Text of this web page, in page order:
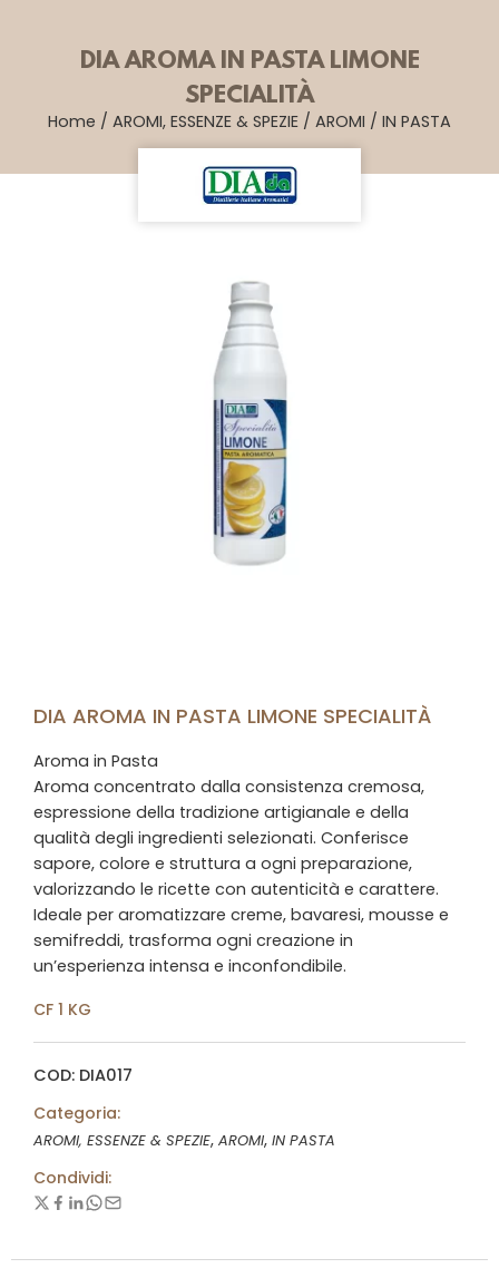
DIA AROMA IN PASTA LIMONE
SPECIALITÀ
Home / AROMI, ESSENZE & SPEZIE / AROMI / IN PASTA
DIA AROMA IN PASTA LIMONE SPECIALITÀ
Aroma in Pasta
Aroma concentrato dalla consistenza cremosa,
espressione della tradizione artigianale e della
qualità degli ingredienti selezionati. Conferisce
sapore, colore e struttura a ogni preparazione,
valorizzando le ricette con autenticità e carattere.
Ideale per aromatizzare creme, bavaresi, mousse e
semifreddi, trasforma ogni creazione in
un’esperienza intensa e inconfondibile.
CF 1 KG
COD: DIA017
Categoria:
AROMI, ESSENZE & SPEZIE, AROMI, IN PASTA
Condividi: